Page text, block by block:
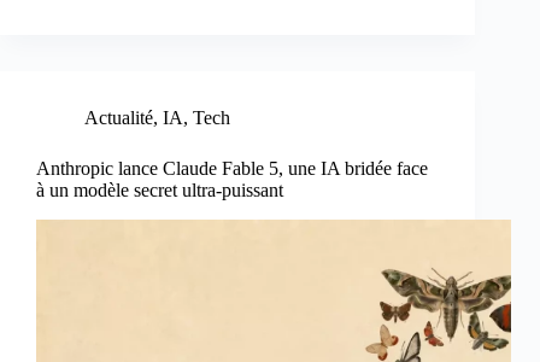
Actualité, IA, Tech
Anthropic lance Claude Fable 5, une IA bridée face
à un modèle secret ultra‑puissant